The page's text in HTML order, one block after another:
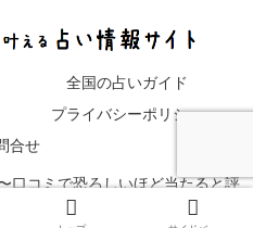
全国の占いガイド
プライバシーポリシー
合せ
口コミで恐ろしいほど当たると評